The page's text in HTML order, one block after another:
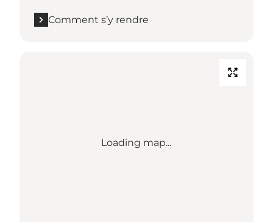
Comment s’y rendre
Loading map...